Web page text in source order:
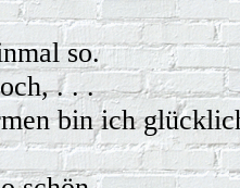
so.
. . .
bin ich